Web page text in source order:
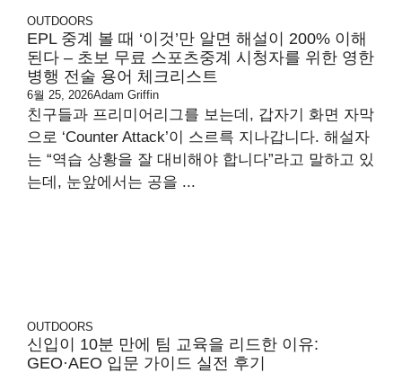
OUTDOORS
EPL 중계 볼 때 ‘이것’만 알면 해설이 200% 이해
된다 – 초보 무료 스포츠중계 시청자를 위한 영한
병행 전술 용어 체크리스트
6월 25, 2026Adam Griffin
친구들과 프리미어리그를 보는데, 갑자기 화면 자막
으로 ‘Counter Attack’이 스르륵 지나갑니다. 해설자
는 “역습 상황을 잘 대비해야 합니다”라고 말하고 있
는데, 눈앞에서는 공을 ...
OUTDOORS
신입이 10분 만에 팀 교육을 리드한 이유:
GEO·AEO 입문 가이드 실전 후기